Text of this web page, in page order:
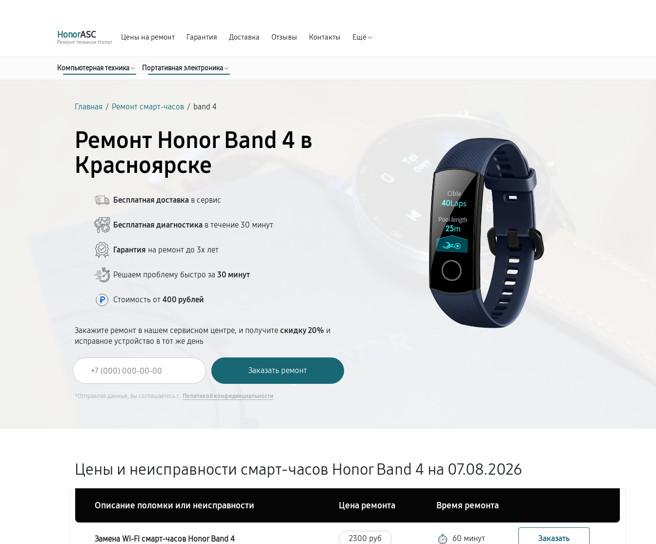
HonorASC
Ремонт техники Honor
Цены на ремонт Гарантия Доставка Отзывы Контакты Ещё
Компьютерная техника Портативная электроника
Главная / Ремонт смарт-часов / band 4
Ремонт Honor Band 4 в
Красноярске
Бесплатная доставка в сервис
Бесплатная диагностика в течение 30 минут
Гарантия на ремонт до 3х лет
Решаем проблему быстро за30 минут
Стоимость от400 рублей
Закажите ремонт в нашем сервисном центре, и получитескидку 20% и
исправное устройство в тот же день
*Отправляя данные, вы соглашаетесь с Политикой конфиденциальности
Цены и неисправности смарт-часов Honor Band 4 на 07.08.2026
Описание поломки или неисправности Цена ремонта Время ремонта
Замена Wi-Fi смарт-часов Honor Band 4 2300 руб 60 минут Заказать